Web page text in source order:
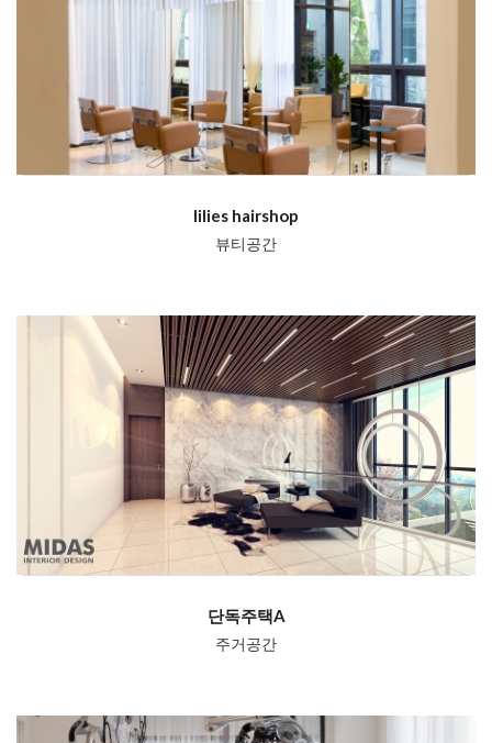
lilies hairshop
뷰티공간
단독주택A
주거공간